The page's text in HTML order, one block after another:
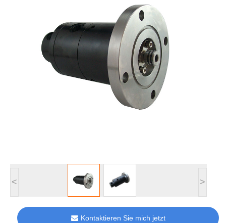
< >
Kontaktieren Sie mich jetzt